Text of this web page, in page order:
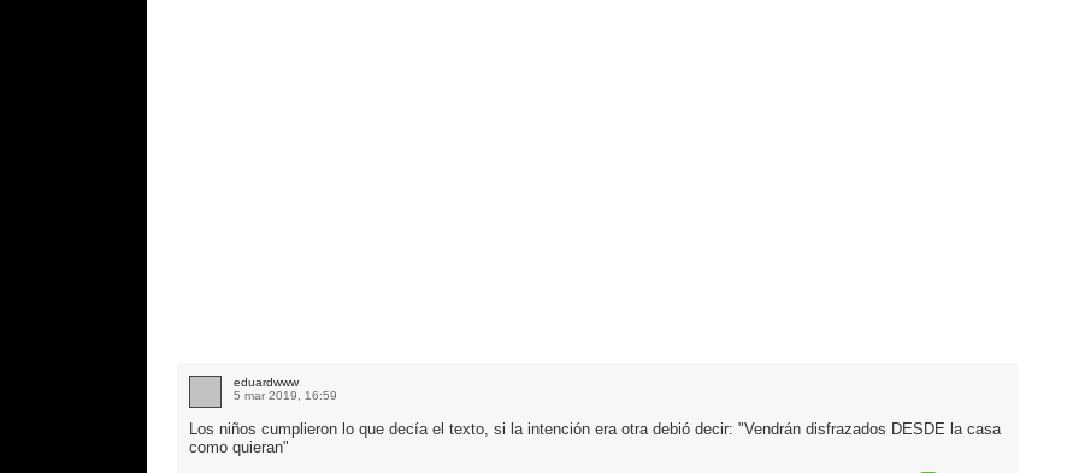
eduardwww
5 mar 2019, 16:59
Los niños cumplieron lo que decía el texto, si la intención era otra debió decir: "Vendrán disfrazados DESDE la casa
como quieran"